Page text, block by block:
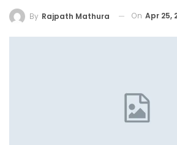
By Rajpath Mathura On Apr 25,